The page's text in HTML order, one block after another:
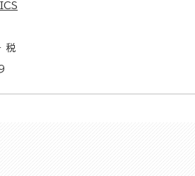
税